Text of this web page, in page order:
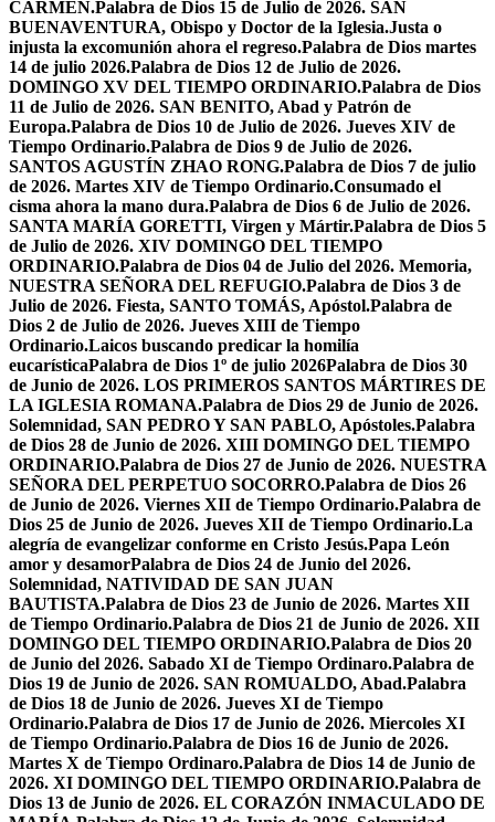
CARMEN.Palabra de Dios 15 de Julio de 2026. SAN
BUENAVENTURA, Obispo y Doctor de la Iglesia.Justa o
injusta la excomunión ahora el regreso.Palabra de Dios martes
14 de julio 2026.Palabra de Dios 12 de Julio de 2026.
DOMINGO XV DEL TIEMPO ORDINARIO.Palabra de Dios
11 de Julio de 2026. SAN BENITO, Abad y Patrón de
Europa.Palabra de Dios 10 de Julio de 2026. Jueves XIV de
Tiempo Ordinario.Palabra de Dios 9 de Julio de 2026.
SANTOS AGUSTÍN ZHAO RONG.Palabra de Dios 7 de julio
de 2026. Martes XIV de Tiempo Ordinario.Consumado el
cisma ahora la mano dura.Palabra de Dios 6 de Julio de 2026.
SANTA MARÍA GORETTI, Virgen y Mártir.Palabra de Dios 5
de Julio de 2026. XIV DOMINGO DEL TIEMPO
ORDINARIO.Palabra de Dios 04 de Julio del 2026. Memoria,
NUESTRA SEÑORA DEL REFUGIO.Palabra de Dios 3 de
Julio de 2026. Fiesta, SANTO TOMÁS, Apóstol.Palabra de
Dios 2 de Julio de 2026. Jueves XIII de Tiempo
Ordinario.Laicos buscando predicar la homilía
eucarísticaPalabra de Dios 1º de julio 2026Palabra de Dios 30
de Junio de 2026. LOS PRIMEROS SANTOS MÁRTIRES DE
LA IGLESIA ROMANA.Palabra de Dios 29 de Junio de 2026.
Solemnidad, SAN PEDRO Y SAN PABLO, Apóstoles.Palabra
de Dios 28 de Junio de 2026. XIII DOMINGO DEL TIEMPO
ORDINARIO.Palabra de Dios 27 de Junio de 2026. NUESTRA
SEÑORA DEL PERPETUO SOCORRO.Palabra de Dios 26
de Junio de 2026. Viernes XII de Tiempo Ordinario.Palabra de
Dios 25 de Junio de 2026. Jueves XII de Tiempo Ordinario.La
alegría de evangelizar conforme en Cristo Jesús.Papa León
amor y desamorPalabra de Dios 24 de Junio del 2026.
Solemnidad, NATIVIDAD DE SAN JUAN
BAUTISTA.Palabra de Dios 23 de Junio de 2026. Martes XII
de Tiempo Ordinario.Palabra de Dios 21 de Junio de 2026. XII
DOMINGO DEL TIEMPO ORDINARIO.Palabra de Dios 20
de Junio del 2026. Sabado XI de Tiempo Ordinaro.Palabra de
Dios 19 de Junio de 2026. SAN ROMUALDO, Abad.Palabra
de Dios 18 de Junio de 2026. Jueves XI de Tiempo
Ordinario.Palabra de Dios 17 de Junio de 2026. Miercoles XI
de Tiempo Ordinario.Palabra de Dios 16 de Junio de 2026.
Martes X de Tiempo Ordinaro.Palabra de Dios 14 de Junio de
2026. XI DOMINGO DEL TIEMPO ORDINARIO.Palabra de
Dios 13 de Junio de 2026. EL CORAZÓN INMACULADO DE